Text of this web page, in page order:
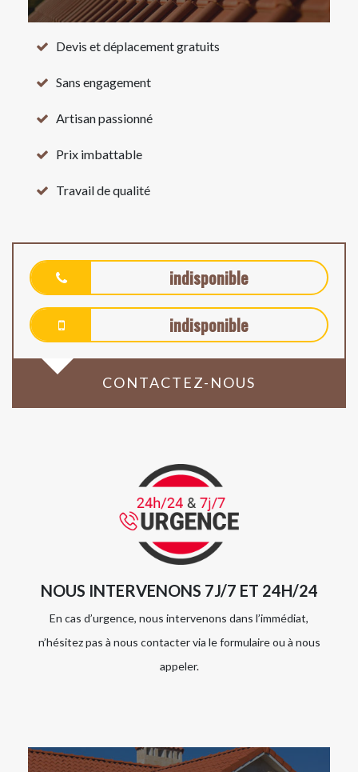
Devis et déplacement gratuits
Sans engagement
Artisan passionné
Prix imbattable
Travail de qualité
indisponible
indisponible
CONTACTEZ-NOUS
NOUS INTERVENONS 7J/7 ET 24H/24
En cas d’urgence, nous intervenons dans l’immédiat,
n’hésitez pas à nous contacter via le formulaire ou à nous
appeler.